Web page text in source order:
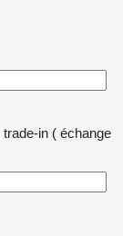
trade-in ( échange